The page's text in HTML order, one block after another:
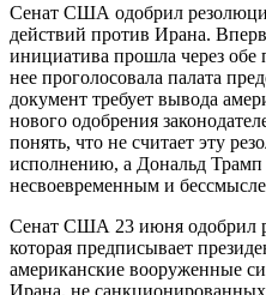
Сенат США одобрил
действий против Ирана.
инициатива прошла через обе
нее проголосовала палата
документ требует вывода
нового одобрения
понять, что не считает эту
исполнению, а Дональд Трамп
несвоевременным и
Сенат США 23 июня одобрил
которая предписывает
американские вооруженные
Ирана, не